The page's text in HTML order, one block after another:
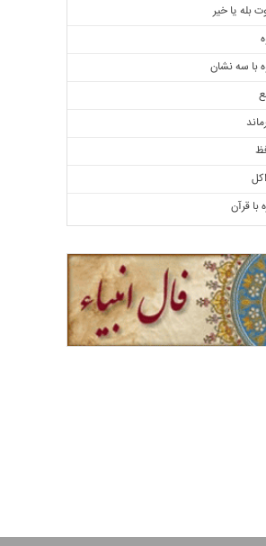
بله یا خیر
با سه نشان
با قرآن